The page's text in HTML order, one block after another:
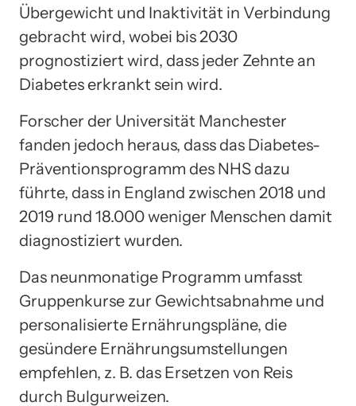
Übergewicht und Inaktivität in Verbindung
gebracht wird, wobei bis 2030
prognostiziert wird, dass jeder Zehnte an
Diabetes erkrankt sein wird.
Forscher der Universität Manchester
fanden jedoch heraus, dass das Diabetes-
Präventionsprogramm des NHS dazu
führte, dass in England zwischen 2018 und
2019 rund 18.000 weniger Menschen damit
diagnostiziert wurden.
Das neunmonatige Programm umfasst
Gruppenkurse zur Gewichtsabnahme und
personalisierte Ernährungspläne, die
gesündere Ernährungsumstellungen
empfehlen, z. B. das Ersetzen von Reis
durch Bulgurweizen.